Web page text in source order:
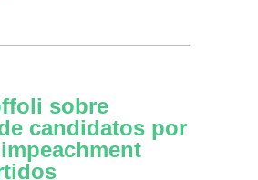
sobre
candidatos por